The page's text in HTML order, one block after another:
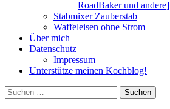
RoadBaker und andere]
Stabmixer Zauberstab
Waffeleisen ohne Strom
Über mich
Datenschutz
Impressum
Unterstütze meinen Kochblog!
Suchen
nach: